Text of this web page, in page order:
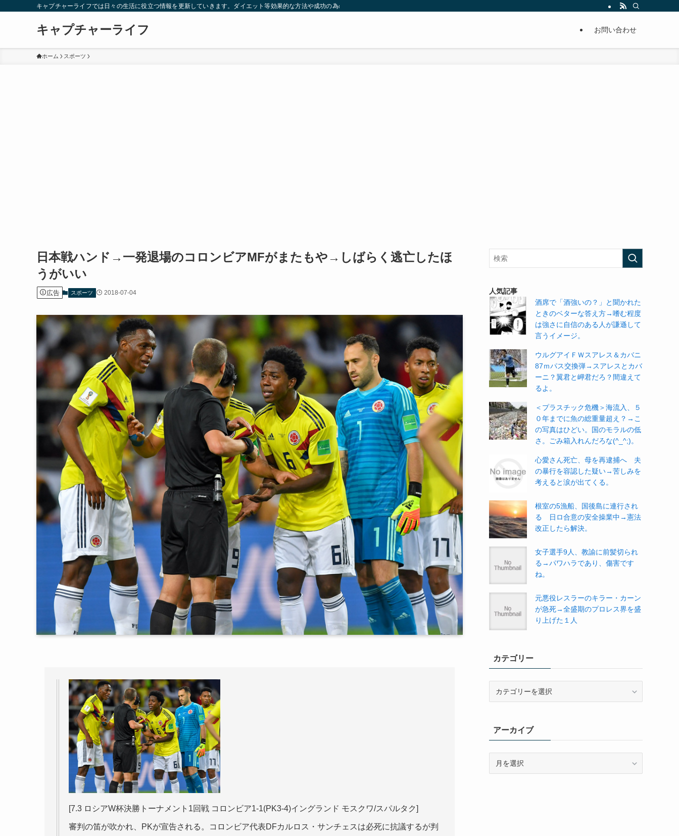
キャプチャーライフでは日々の生活に役立つ情報を更新していきます。ダイエット等効果的な方法や成功の為の秘訣等。太ったり悩んでいる方々が簡単に痩せることが出来るように分かりやすくまとめています。
キャプチャーライフ お問い合わせ
ホーム スポーツ
日本戦ハンド→一発退場のコロンビアMFがまたもや→しばらく逃亡したほ
うがいい
広告 スポーツ 2018-07-04
[7.3 ロシアW杯決勝トーナメント1回戦 コロンビア1-1(PK3-4)イングランド モスクワ/スパルタク]
審判の笛が吹かれ、PKが宣告される。コロンビア代表DFカルロス・サンチェスは必死に抗議するが判
人気記事
酒席で「酒強いの？」と聞かれた
ときのベターな答え方→嗜む程度
は強さに自信のある人が謙遜して
言うイメージ。
ウルグアイＦＷスアレス＆カバニ
87ｍパス交換弾→スアレスとカバ
ーニ？翼君と岬君だろ？間違えて
るよ。
＜プラスチック危機＞海流入、５
０年までに魚の総重量超え？→こ
の写真はひどい。国のモラルの低
さ。ごみ箱入れんだろな(^_^;)。
心愛さん死亡、母を再逮捕へ 夫
の暴行を容認した疑い→苦しみを
考えると涙が出てくる。
根室の5漁船、国後島に連行され
る 日ロ合意の安全操業中→憲法
改正したら解決。
女子選手9人、教諭に前髪切られ
る→パワハラであり、傷害です
ね。
元悪役レスラーのキラー・カーン
が急死→全盛期のプロレス界を盛
り上げた１人
カテゴリー
ーアーカイブ